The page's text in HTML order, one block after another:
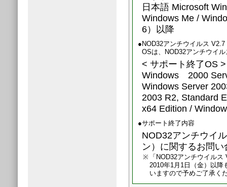
日本語 Microsoft
Windows Me /
6）以降
● NOD32アンチウイルス
OSは、NOD32アンチウイ
< サポート終了OS >
Windows 2000
Windows Server
2003 R2, Standard
x64 Edition /
●サポート終了内容
NOD32アンチウイ
ン）に関するお問い
※ 「NOD32アンチウイル
2010年1月1日（金）以降
いますので予めご了承く